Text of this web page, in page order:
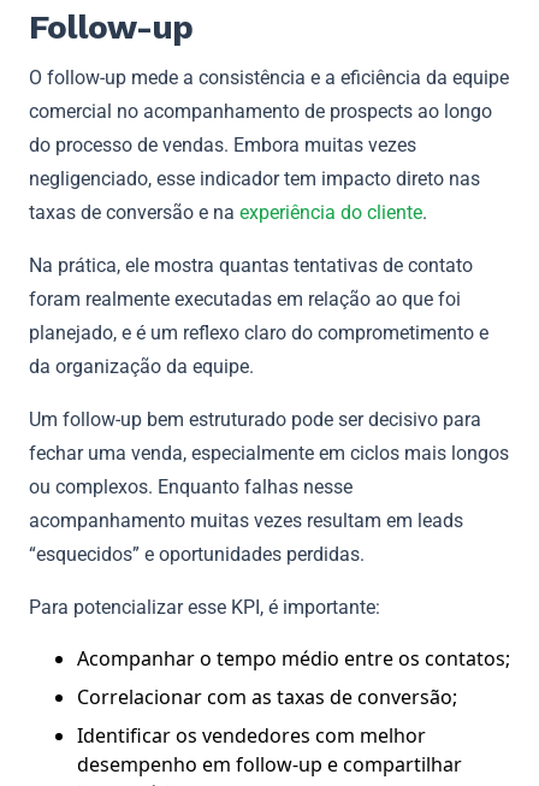
Follow-up
O follow-up mede a consistência e a eficiência da equipe
comercial no acompanhamento de prospects ao longo
do processo de vendas. Embora muitas vezes
negligenciado, esse indicador tem impacto direto nas
taxas de conversão e na experiência do cliente.
Na prática, ele mostra quantas tentativas de contato
foram realmente executadas em relação ao que foi
planejado, e é um reflexo claro do comprometimento e
da organização da equipe.
Um follow-up bem estruturado pode ser decisivo para
fechar uma venda, especialmente em ciclos mais longos
ou complexos. Enquanto falhas nesse
acompanhamento muitas vezes resultam em leads
“esquecidos” e oportunidades perdidas.
Para potencializar esse KPI, é importante:
Acompanhar o tempo médio entre os contatos;
Correlacionar com as taxas de conversão;
Identificar os vendedores com melhor
desempenho em follow-up e compartilhar